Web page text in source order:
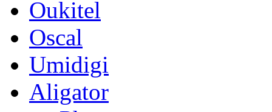
Oukitel
Oscal
Umidigi
Aligator